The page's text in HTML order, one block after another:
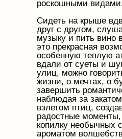
роскошными
Сидеть на крыше
друг с другом,
музыку и пить вино
это прекрасная
особенную теплую
вдали от суеты и
улиц, можно
жизни, о мечтах, о
завершить
наблюдая за
взлетом птиц,
радостные моменты,
копилку необычных
ароматом